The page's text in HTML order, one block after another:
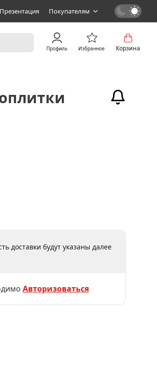
Презентация Покупателям
Профиль Избранное Корзина
доставки будут указаны далее
Авторизоваться